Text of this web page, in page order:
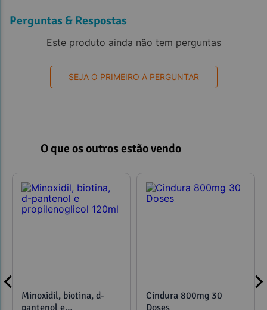
Perguntas & Respostas
Este produto ainda não tem perguntas
SEJA O PRIMEIRO A PERGUNTAR
O que os outros estão vendo
Minoxidil, biotina, d-
Cindura 800mg 30